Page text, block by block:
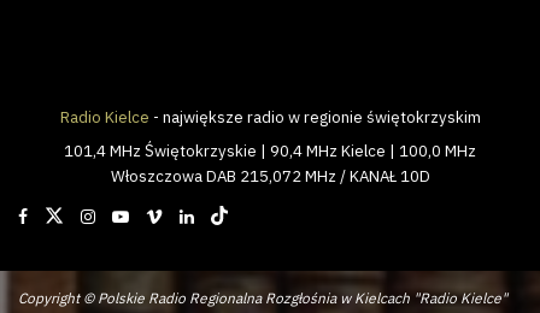
Radio Kielce - największe radio w regionie świętokrzyskim
101,4 MHz Świętokrzyskie | 90,4 MHz Kielce | 100,0 MHz
Włoszczowa DAB 215,072 MHz / KANAŁ 10D
Copyright © Polskie Radio Regionalna Rozgłośnia w Kielcach "Radio Kielce"